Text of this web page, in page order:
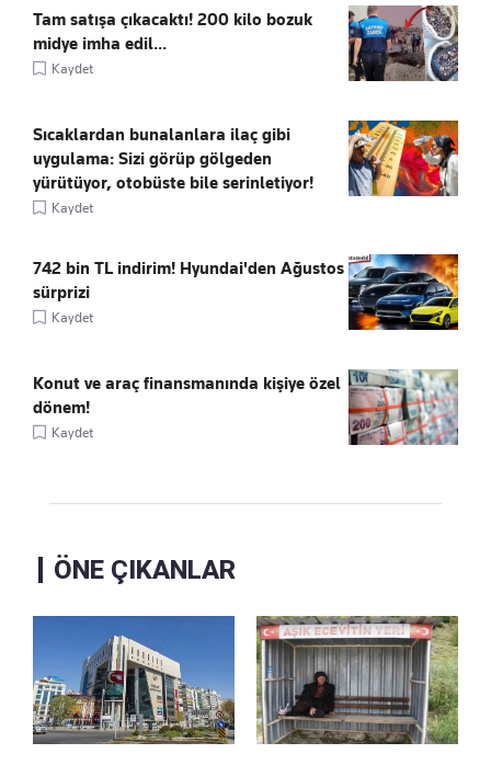
Tam satışa çıkacaktı! 200 kilo bozuk
midye imha edil...
Kaydet
Sıcaklardan bunalanlara ilaç gibi
uygulama: Sizi görüp gölgeden
yürütüyor, otobüste bile serinletiyor!
Kaydet
742 bin TL indirim! Hyundai'den Ağustos
sürprizi
Kaydet
Konut ve araç finansmanında kişiye özel
dönem!
Kaydet
ÖNE ÇIKANLAR